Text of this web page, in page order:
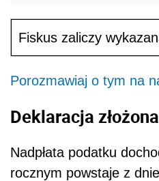
Fiskus zaliczy
Porozmawiaj o tym na
Deklaracja
Nadpłata podatku
rocznym powstaje z